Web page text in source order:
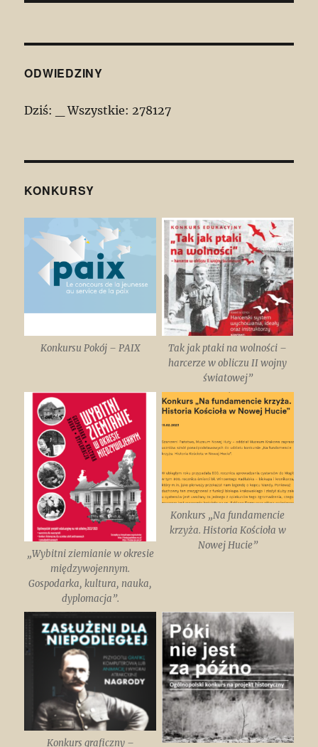
ODWIEDZINY
Dziś: Wszystkie: 278127
KONKURSY
Konkursu Pokój – PAIX
Tak jak ptaki na wolności –
harcerze w obliczu II wojny
światowej”
„Wybitni ziemianie w okresie
międzywojennym.
Gospodarka, kultura, nauka,
dyplomacja”.
Konkurs „Na fundamencie
krzyża. Historia Kościoła w
Nowej Hucie”
Konkurs graficzny –